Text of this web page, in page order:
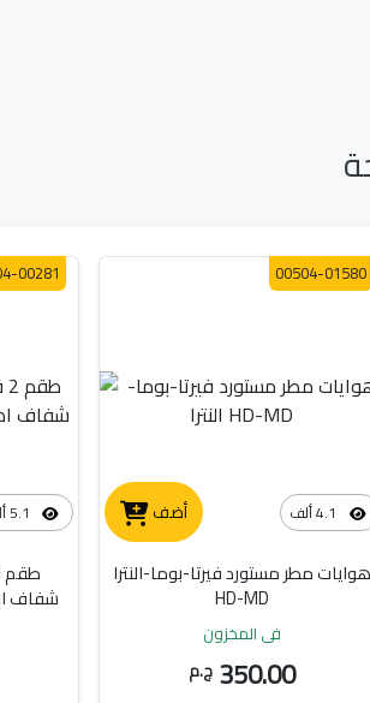
أضف
00504-01580
هوايات مطر مستورد فيرتا-بوما-النترا
HD-MD
في المخزون
350.00 ج.م
00281
شفاف اصلي ابيض